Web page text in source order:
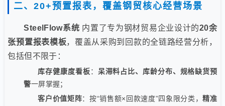
二、20+预置报表，覆盖钢贸核心经营场景
SteelFlow系统 内置了专为钢材贸易企业设计的20余
张预置报表模板，覆盖从采购到回款的全链路经营分析，
包括但不限于：
库存健康度看板： 呆滞料占比、库龄分布、规格缺货预
警一屏掌握；
客户价值矩阵：按“销售额×回款速度”四象限分类，精准